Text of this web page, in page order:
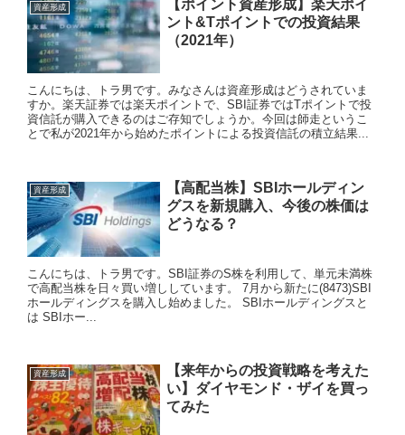
資産形成
【ポイント資産形成】楽天ポイ
ント&Tポイントでの投資結果
（2021年）
こんにちは、トラ男です。みなさんは資産形成はどうされていま
すか。楽天証券では楽天ポイントで、SBI証券ではTポイントで投
資信託が購入できるのはご存知でしょうか。今回は師走というこ
とで私が2021年から始めたポイントによる投資信託の積立結果...
資産形成
【高配当株】SBIホールディン
グスを新規購入、今後の株価は
どうなる？
こんにちは、トラ男です。SBI証券のS株を利用して、単元未満株
で高配当株を日々買い増ししています。 7月から新たに(8473)SBI
ホールディングスを購入し始めました。 SBIホールディングスと
は SBIホー...
資産形成
【来年からの投資戦略を考えた
い】ダイヤモンド・ザイを買っ
てみた